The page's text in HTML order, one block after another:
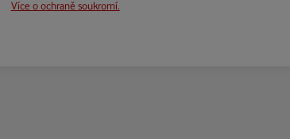
Více o ochraně soukromí.